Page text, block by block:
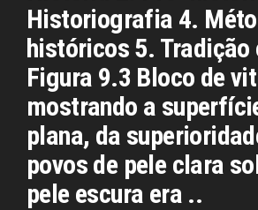
Historiografia 4.
históricos 5. Tradição
Figura 9.3 Bloco de
mostrando a
plana, da
povos de pele clara
pele escura era ..